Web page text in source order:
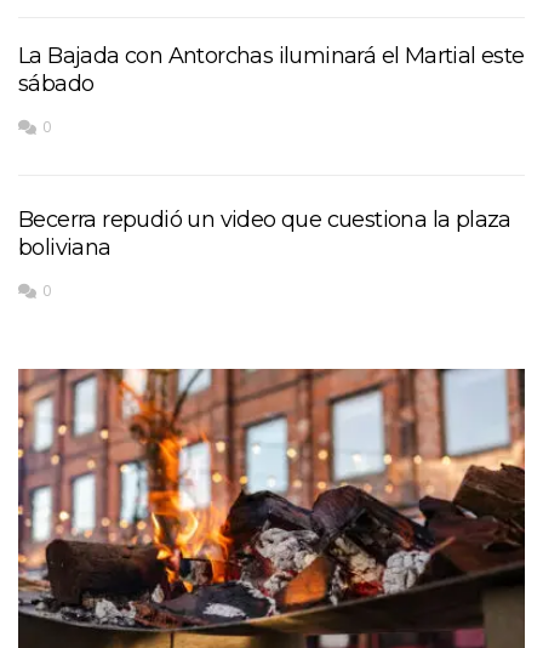
La Bajada con Antorchas iluminará el Martial este
sábado
0
Becerra repudió un video que cuestiona la plaza
boliviana
0